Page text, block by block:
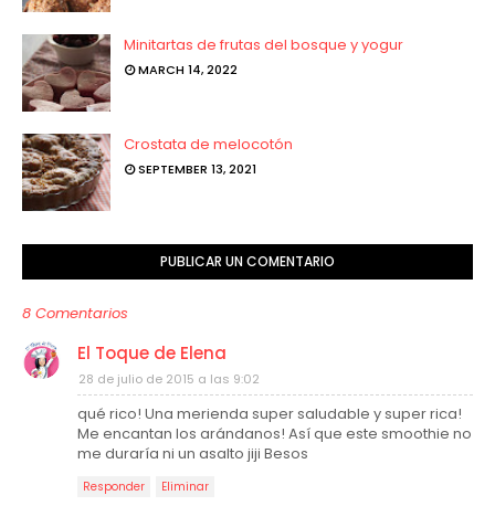
Minitartas de frutas del bosque y yogur
MARCH 14, 2022
Crostata de melocotón
SEPTEMBER 13, 2021
PUBLICAR UN COMENTARIO
8 Comentarios
El Toque de Elena
28 de julio de 2015 a las 9:02
qué rico! Una merienda super saludable y super rica!
Me encantan los arándanos! Así que este smoothie no
me duraría ni un asalto jiji Besos
Responder Eliminar